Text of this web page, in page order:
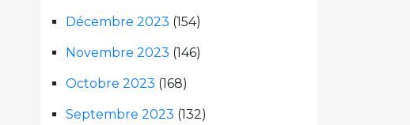
Décembre 2023 (154)
Novembre 2023 (146)
Octobre 2023 (168)
Septembre 2023 (132)